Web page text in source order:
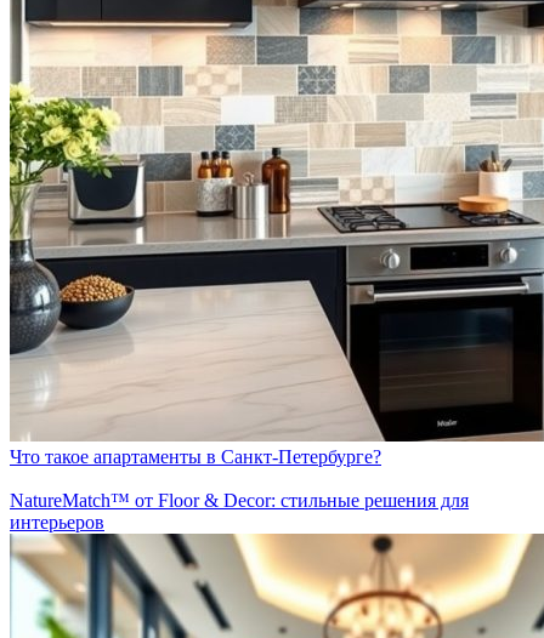
Что такое апартаменты в Санкт-Петербурге?
NatureMatch™ от Floor & Decor: стильные решения для
интерьеров